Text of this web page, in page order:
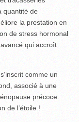
quantité de
la prestation en
de stress hormonal
qui accroît
comme un
associé à une
précoce.
de l’étoile !